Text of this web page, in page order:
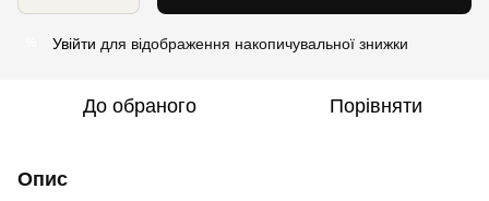
Увійти для відображення накопичувальної знижки
До обраного Порівняти
Опис